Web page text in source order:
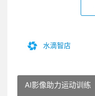
水滴智店
AI影像助力运动训练